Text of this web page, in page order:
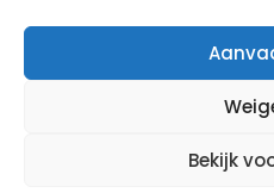
Bekijk
Voeg toe aan verlanglijst